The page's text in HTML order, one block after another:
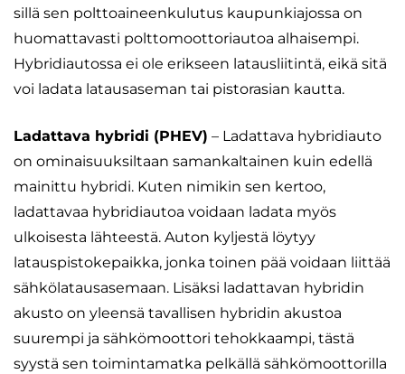
sillä sen polttoaineenkulutus kaupunkiajossa on
huomattavasti polttomoottoriautoa alhaisempi.
Hybridiautossa ei ole erikseen latausliitintä, eikä sitä
voi ladata latausaseman tai pistorasian kautta.
Ladattava hybridi (PHEV) – Ladattava hybridiauto
on ominaisuuksiltaan samankaltainen kuin edellä
mainittu hybridi. Kuten nimikin sen kertoo,
ladattavaa hybridiautoa voidaan ladata myös
ulkoisesta lähteestä. Auton kyljestä löytyy
latauspistokepaikka, jonka toinen pää voidaan liittää
sähkölatausasemaan. Lisäksi ladattavan hybridin
akusto on yleensä tavallisen hybridin akustoa
suurempi ja sähkömoottori tehokkaampi, tästä
syystä sen toimintamatka pelkällä sähkömoottorilla